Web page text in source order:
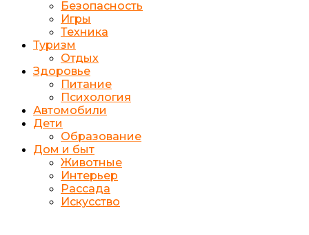
Безопасность
Игры
Техника
Туризм
Отдых
Здоровье
Питание
Психология
Автомобили
Дети
Образование
Дом и быт
Животные
Интерьер
Рассада
Искусство